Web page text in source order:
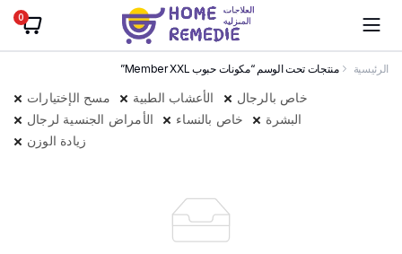
0
الرئيسية منتجات تحت الوسم “مكونات حبوب Member XXL”
مسح الإختيارات الأعشاب الطبية
خاص بالرجال
الأمراض الجنسية لرجال
خاص بالنساء
البشرة
زيادة الوزن